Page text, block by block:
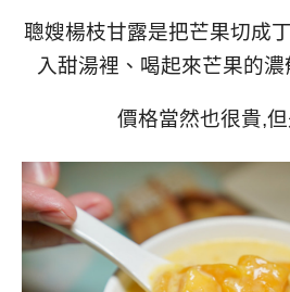
聰嫂楊枝甘露是把芒果切成
入甜湯裡、喝起來芒果的
價格當然也很貴,